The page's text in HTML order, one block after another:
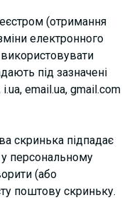
(отримання
електронного
під зазначені
email.ua, gmail.com
скринька підпадає
у персональному
(або
поштову скриньку.